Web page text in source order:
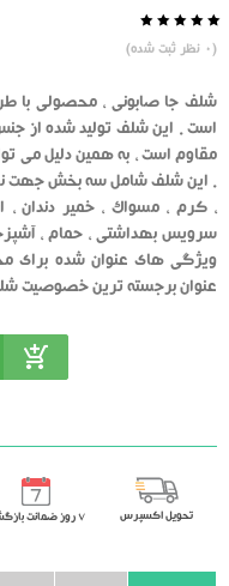
از
50
رای
دهنده
(
0 نظر ثبت شده)
شلف جا صابونی ، محصولی با
است . این شلف تولید شده از
مقاوم است ، به همین دلیل می
. این شلف شامل سه بخش جهت
، کرم ، مسواک ، خمیر دندان
سرویس بهداشتی ، حمام ،
ویژگی های عنوان شده برای
عنوان برجسته ترین خصوصیت
تحویل اکسپرس ٧ روز ضمانت بازگشت